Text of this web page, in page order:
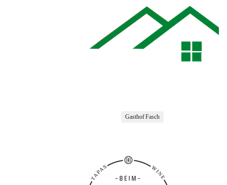
Gasthof Fasch